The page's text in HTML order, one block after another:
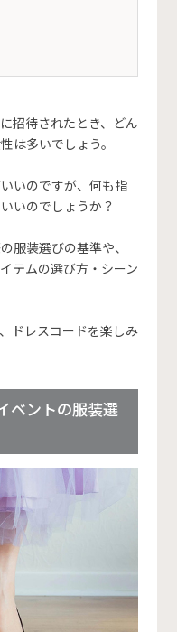
招待されたとき、どん
は多いでしょう。
いのですが、何も指
いのでしょうか？
服装選びの基準や、
テムの選び方・シーン
ドレスコードを楽しみ
ベントの服装選